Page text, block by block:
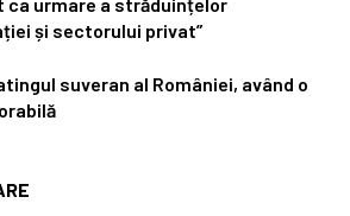
și sectorului privat”
suveran al României, având o